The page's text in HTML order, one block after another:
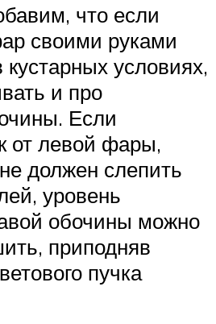
что если
своими руками
условиях,
и про
Если
от левой фары,
должен слепить
уровень
обочины можно
приподняв
пучка